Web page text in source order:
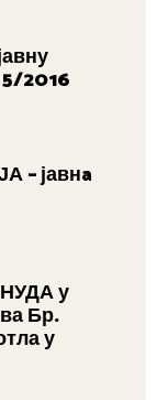
2016
– јавнa
у
Бр.
у